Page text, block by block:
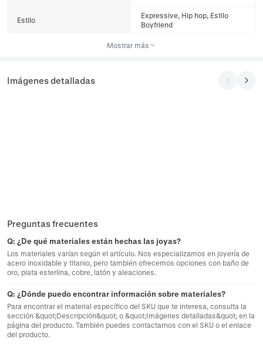
Estilo
Expressive, Hip hop, Estilo
Boyfriend
Mostrar más
Imágenes detalladas
Preguntas frecuentes
Q: ¿De qué materiales están hechas las joyas?
Los materiales varían según el artículo. Nos especializamos en joyería de
acero inoxidable y titanio, pero también ofrecemos opciones con baño de
oro, plata esterlina, cobre, latón y aleaciones.
Q: ¿Dónde puedo encontrar información sobre materiales?
Para encontrar el material específico del SKU que te interesa, consulta la
sección &quot;Descripción&quot; o &quot;Imágenes detalladas&quot; en la
página del producto. También puedes contactarnos con el SKU o el enlace
del producto.